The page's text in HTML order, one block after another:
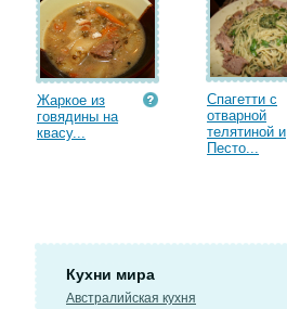
Жаркое из
говядины на
квасу...
Спагетти с
отварной
телятиной и
Песто...
Кухни мира
Австралийская кухня